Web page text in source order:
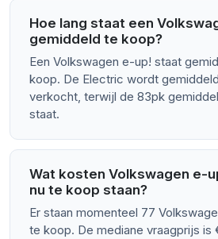
Hoe lang staat een
gemiddeld te koop?
Een Volkswagen e-up! staat
koop. De Electric wordt
verkocht, terwijl de 83pk
staat.
Wat kosten Volkswagen e-
nu te koop staan?
Er staan momenteel 77
te koop. De mediane vraagprijs is